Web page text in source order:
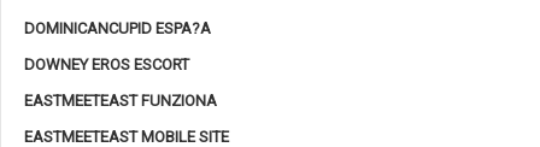
DOMINICANCUPID ESPA?A
DOWNEY EROS ESCORT
EASTMEETEAST FUNZIONA
EASTMEETEAST MOBILE SITE